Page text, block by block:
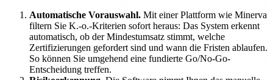
Automatische Vorauswahl. Mit einer Plattform wie Minerva
filtern Sie K.-o.-Kriterien sofort heraus: Das System erkennt
automatisch, ob der Mindestumsatz stimmt, welche
Zertifizierungen gefordert sind und wann die Fristen ablaufen.
So können Sie umgehend eine fundierte Go/No-Go-
Entscheidung treffen.